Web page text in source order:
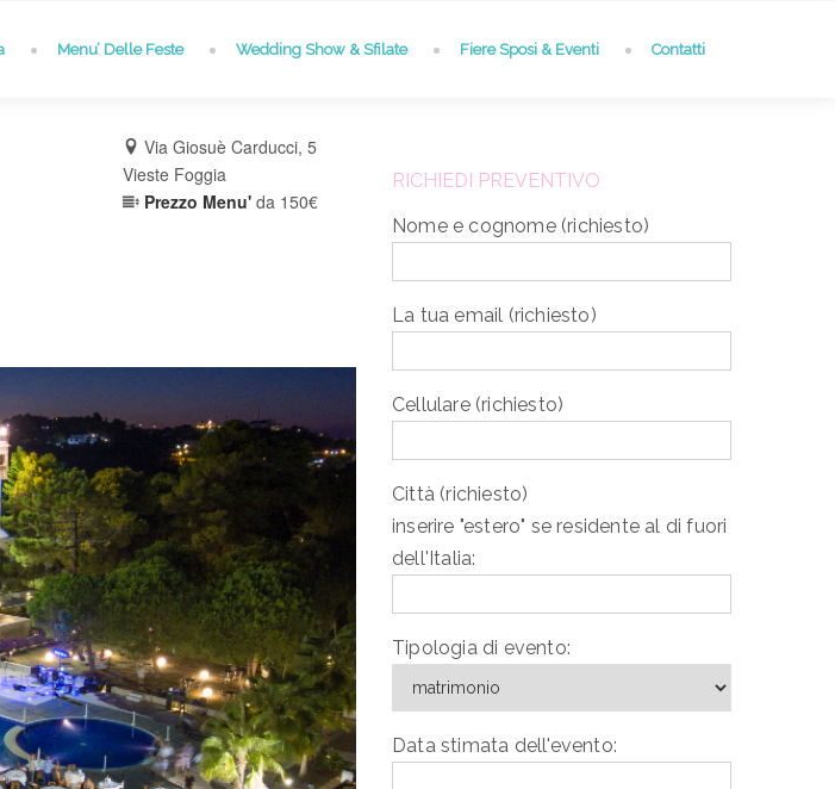
Menu’ Delle Feste Wedding Show & Sfilate Fiere Sposi & Eventi Contatti
Via Giosuè Carducci, 5
Vieste Foggia
Prezzo Menu' da 150€
RICHIEDI PREVENTIVO
Nome e cognome (richiesto)
La tua email (richiesto)
Cellulare (richiesto)
Città (richiesto)
inserire "estero" se residente al di fuori
dell'Italia:
Tipologia di evento:
Data stimata dell'evento: